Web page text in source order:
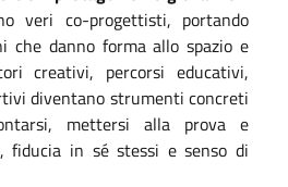
veri co-progettisti, portando
che danno forma allo spazio e
creativi, percorsi educativi,
diventano strumenti concreti
mettersi alla prova e
fiducia in sé stessi e senso di